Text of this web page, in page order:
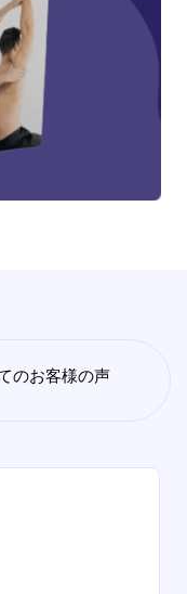
のお客様の声